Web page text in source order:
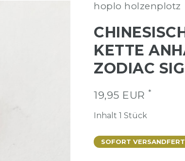
hoplo holzenplotz
KETTE
ZODIAC
19,95 EUR *
Inhalt 1 Stück
SOFORT